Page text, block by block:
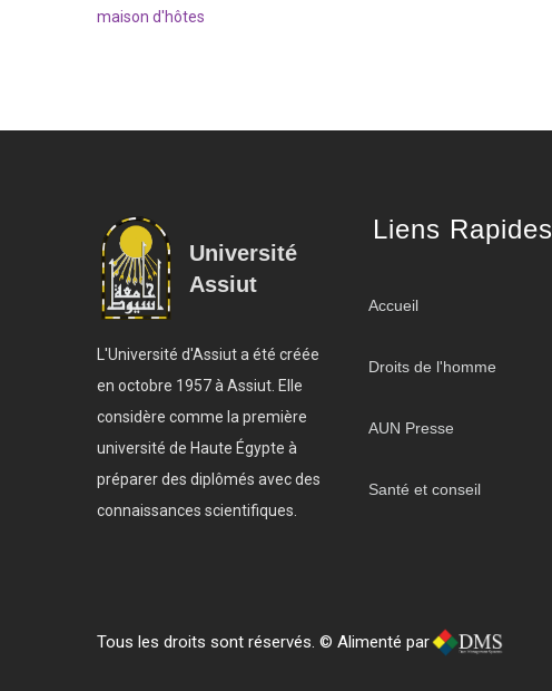
maison d'hôtes
Université
Assiut
L'Université d'Assiut a été créée
en octobre 1957 à Assiut. Elle
considère comme la première
université de Haute Égypte à
préparer des diplômés avec des
connaissances scientifiques.
Liens Rapides
Accueil
Droits de l'homme
AUN Presse
Santé et conseil
Tous les droits sont réservés. © Alimenté par